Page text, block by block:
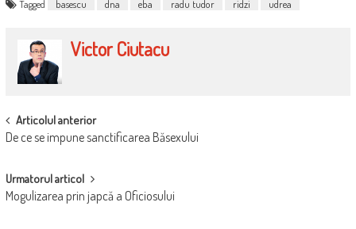
Tagged basescu dna eba radu tudor ridzi udrea
Victor Ciutacu
POST
NAVIGATION
Articolul anterior
De ce se impune sanctificarea Băsexului
Urmatorul articol
Mogulizarea prin japcă a Oficiosului